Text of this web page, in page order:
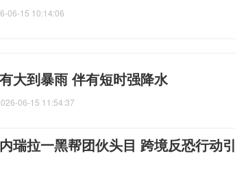
06-15 10:14:06
大到暴雨 伴有短时强降水
06-15 11:54:37
瑞拉一黑帮团伙头目 跨境反恐行动引